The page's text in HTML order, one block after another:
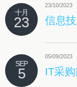
十月
23
23/10/2023
信息
SEP
5
05/09/2023
IT采